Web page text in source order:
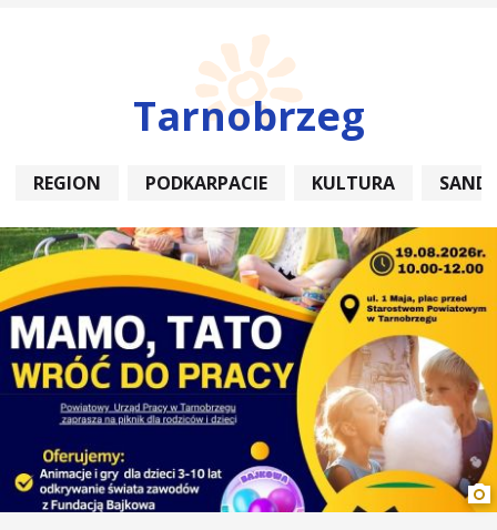
Tarnobrzeg
REGION PODKARPACIE KULTURA